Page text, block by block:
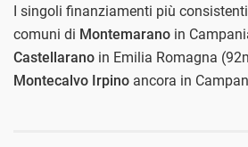
I singoli finanziamenti più
comuni di Montemarano in
Castellarano in Emilia Romagna
Montecalvo Irpino ancora in